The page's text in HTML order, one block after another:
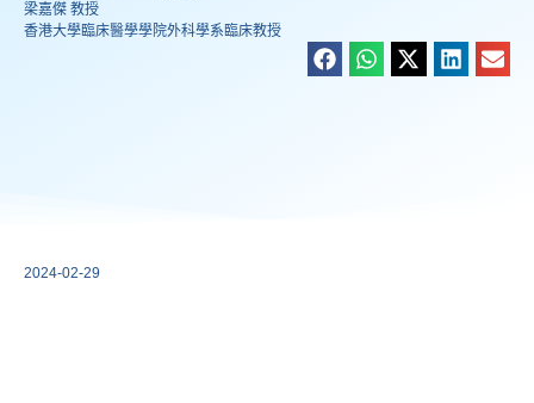
梁嘉傑 教授
香港大學臨床醫學學院外科學系臨床教授
2024-02-29